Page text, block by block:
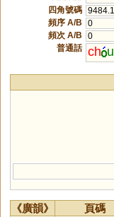
四角號碼 9484.1
頻序 A/B
0
頻次 A/B
0
普通話 ch u
《廣韻》 頁碼